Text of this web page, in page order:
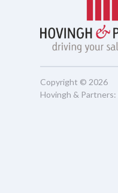
Copyright © 2026
Hovingh & Partners: